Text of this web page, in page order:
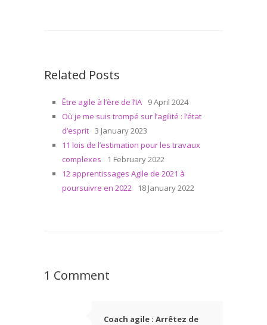
Related Posts
Être agile à l’ère de l’IA
9 April 2024
Où je me suis trompé sur l’agilité : l’état
d’esprit 3 January 2023
11 lois de l’estimation pour les travaux
complexes
1 February 2022
12 apprentissages Agile de 2021 à
poursuivre en 2022
18 January 2022
1 Comment
Coach agile : Arrêtez de